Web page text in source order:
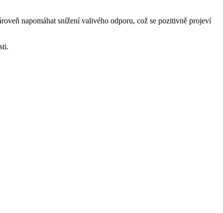
napomáhat snížení valivého odporu, což se pozitivně projeví